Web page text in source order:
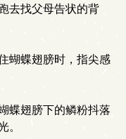
去找父母告状的背
蝴蝶翅膀时，指尖感
蝶翅膀下的鳞粉抖落
。